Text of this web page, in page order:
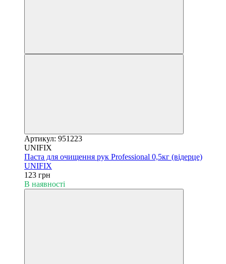
Артикул: 951223
UNIFIX
Паста для очищення рук Professional 0,5кг (відерце)
UNIFIX
123 грн
В наявності